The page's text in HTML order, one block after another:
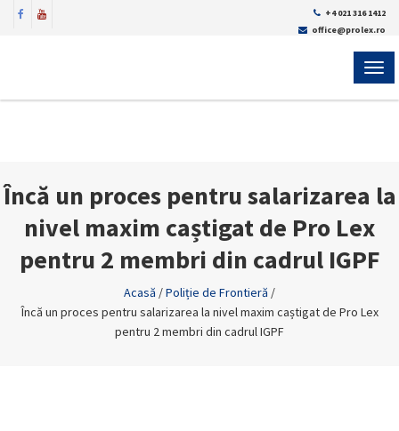
+4 021 316 1412
office@prolex.ro
Încă un proces pentru salarizarea la
nivel maxim caștigat de Pro Lex
pentru 2 membri din cadrul IGPF
Acasă /Poliție de Frontieră /
Încă un proces pentru salarizarea la nivel maxim caștigat de Pro Lex
pentru 2 membri din cadrul IGPF